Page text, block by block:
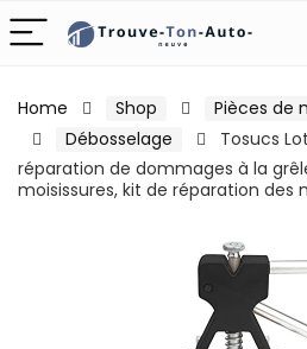
Home Shop
Pièces de
Débosselage
Tosucs
réparation de dommages à la
moisissures, kit de réparation des